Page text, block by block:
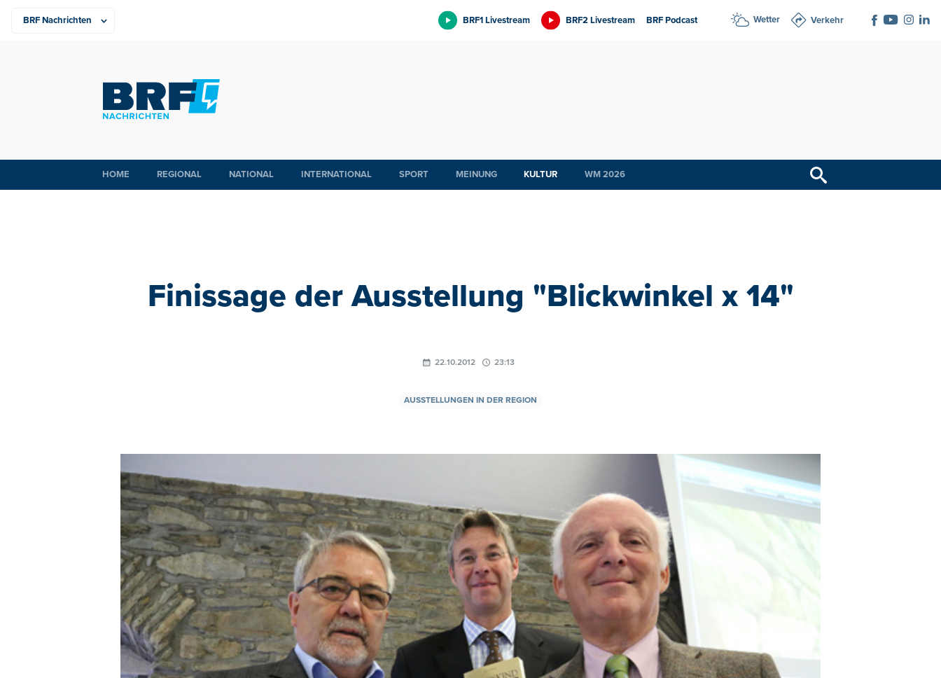
BRF1 Livestream BRF2 Livestream BRF Podcast Wetter Verkehr
HOME REGIONAL NATIONAL INTERNATIONAL SPORT MEINUNG KULTUR WM 2026
Finissage der Ausstellung "Blickwinkel x 14"
22.10.2012 23:13
AUSSTELLUNGEN IN DER REGION